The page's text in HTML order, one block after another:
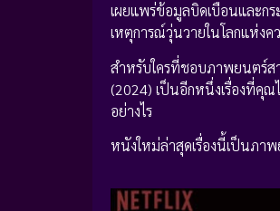
เผยแพร่ข้อมูลบิดเบือนและกร
เหตุการณ์วุ่นวายในโลกแห่งค
สำหรับใครที่ชอบภาพยนตร์สา
(2024) เป็นอีกหนึ่งเรื่องที่คุ
อย่างไร
หนังใหม่ล่าสุดเรื่องนี้เป็นภา